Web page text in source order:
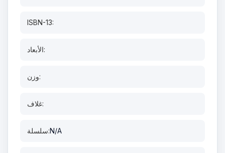
ISBN-13:
الأبعاد:
وزن:
غلاف:
سلسلة:N/A